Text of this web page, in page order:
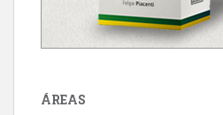
ÁREAS